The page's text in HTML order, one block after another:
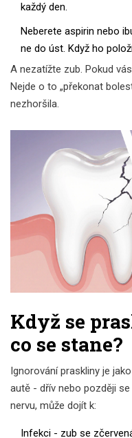
každý den.
Neberete aspirin nebo
ne do úst. Když ho
A nezatížte zub. Pokud
Nejde o to „překonat
nezhoršila.
Když se
co se stane?
Ignorování praskliny je
autě - dřív nebo později
nervu, může dojít k:
Infekci - zub se